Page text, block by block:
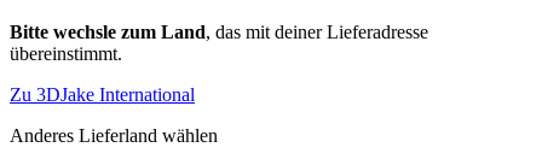
Bitte wechsle zum Land, das mit deiner Lieferadresse
übereinstimmt.
Zu 3DJake International
Anderes Lieferland wählen